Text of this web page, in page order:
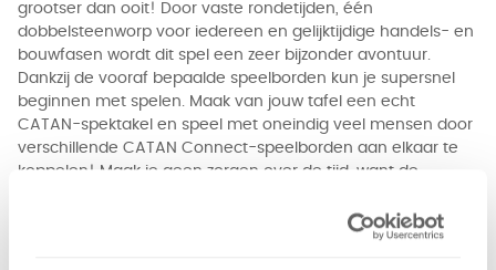
grootser dan ooit! Door vaste rondetijden, één
dobbelsteenworp voor iedereen en gelijktijdige handels- en
bouwfasen wordt dit spel een zeer bijzonder avontuur.
Dankzij de vooraf bepaalde speelborden kun je supersnel
beginnen met spelen. Maak van jouw tafel een echt
CATAN-spektakel en speel met oneindig veel mensen door
verschillende CATAN Connect-speelborden aan elkaar te
koppelen! Maak je geen zorgen over de tijd, want de
strijd op Catan! Met CATAN Connect beleef je de leukste